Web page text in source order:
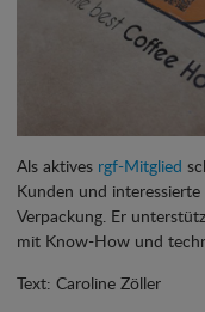
Als aktives rgf-Mitglied
Kunden und
Verpackung. Er
mit Know-How und
Text: Caroline Zöller